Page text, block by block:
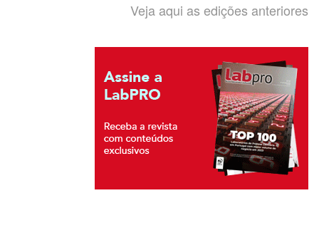
Veja aqui as edições anteriores